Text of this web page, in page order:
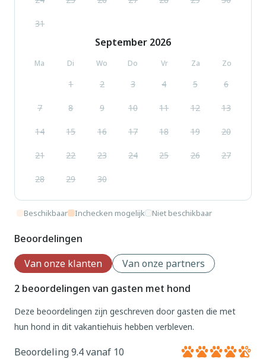
31
September 2026
Ma Di Wo Do Vr Za Zo
1 2 3 4 5 6
7 8 9 10 11 12 13
14 15 16 17 18 19 20
21 22 23 24 25 26 27
28 29 30
Beschikbaar Inchecken mogelijk Niet beschikbaar
Beoordelingen
Van onze klanten
Van onze partners
2 beoordelingen van gasten met hond
Deze beoordelingen zijn geschreven door gasten die met
hun hond in dit vakantiehuis hebben verbleven.
Beoordeling 9.4 vanaf 10